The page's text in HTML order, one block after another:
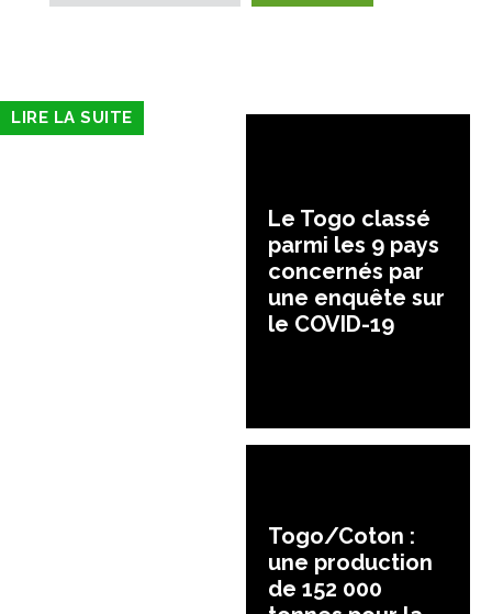
LIRE LA SUITE
Le Togo classé
parmi les 9 pays
concernés par
une enquête sur
le COVID-19
Togo/Coton :
une production
de 152 000